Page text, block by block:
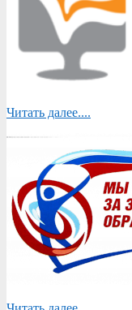
Читать далее....